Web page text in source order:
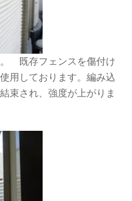
既存フェンスを傷付け
用しております。編み込
束され、強度が上がりま